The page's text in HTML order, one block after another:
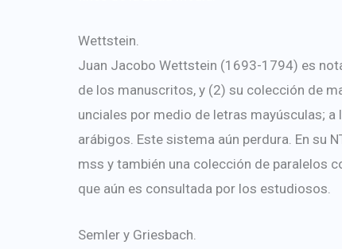
Wettstein.
Juan Jacobo Wettstein (1693-1794) es
de los manuscritos, y (2) su colección de
unciales por medio de letras mayúsculas;
arábigos. Este sistema aún perdura. En su
mss y también una colección de paralelos
que aún es consultada por los estudiosos.
Semler y Griesbach.